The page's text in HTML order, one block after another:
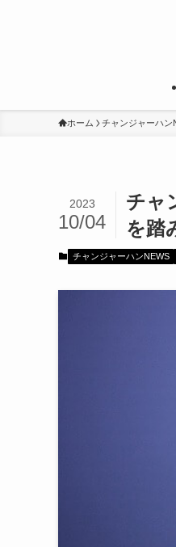
ホーム チャンジャーハン
チャ
を踏
2023
10/04
チャンジャーハンNEWS